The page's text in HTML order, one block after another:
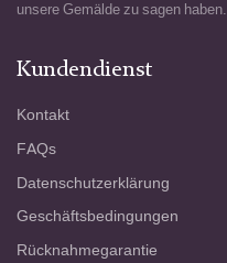
unsere Gemälde zu sagen haben.
Kundendienst
Kontakt
FAQs
Datenschutzerklärung
Geschäftsbedingungen
Rücknahmegarantie